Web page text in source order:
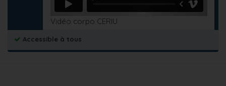
Vidéo corpo CERIU
Accessible à tous